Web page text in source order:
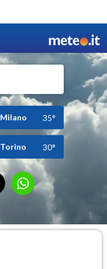
Milano 35°
Torino 30°